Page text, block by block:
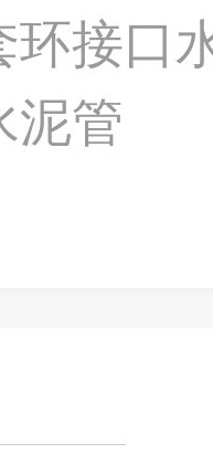
环接口
泥管